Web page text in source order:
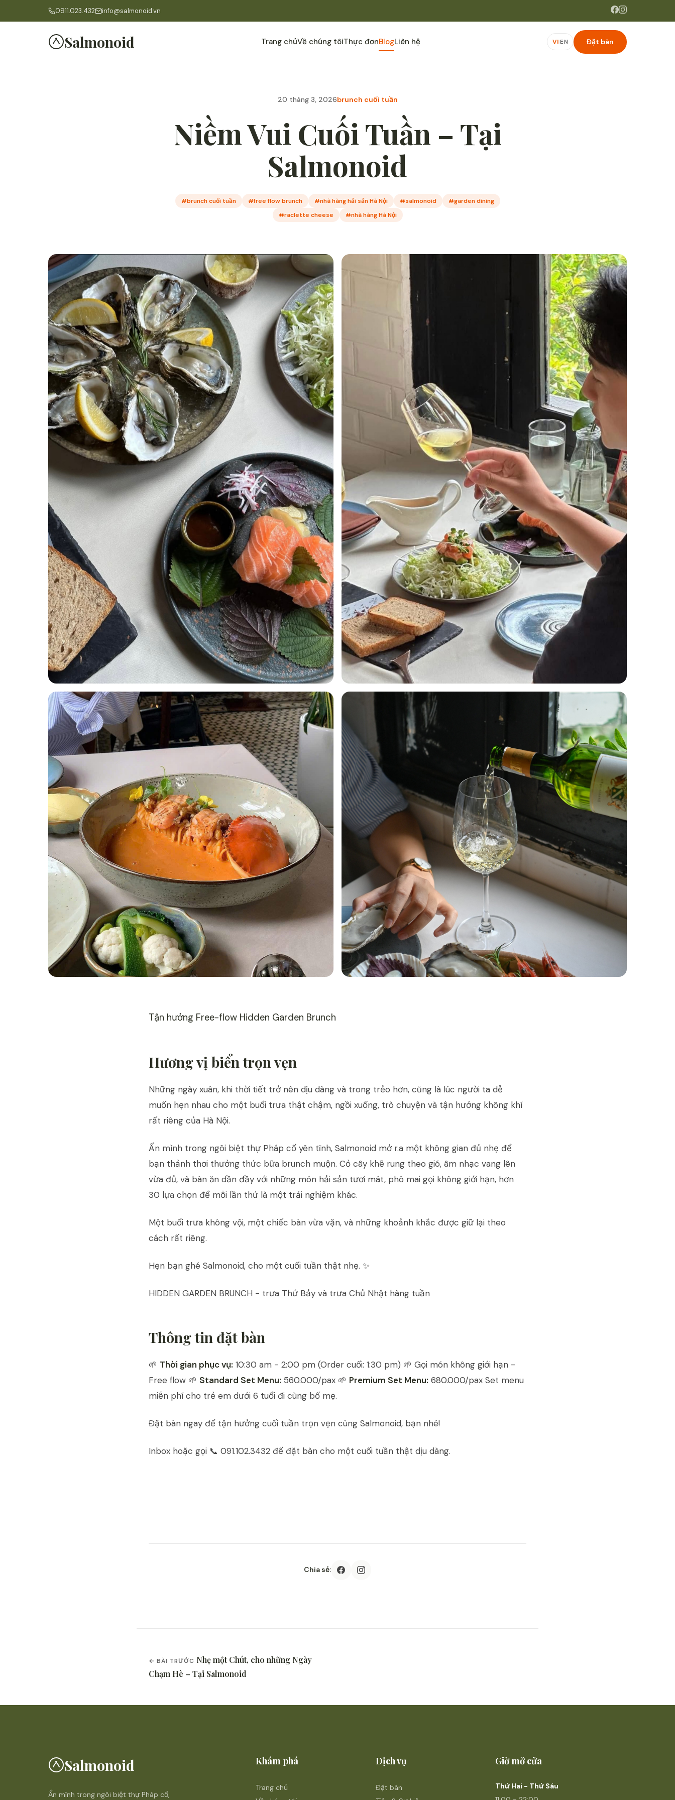
0911.023.432 info@salmonoid.vn
Salmonoid Trang chủVề chúng tôiThực đơnBlogLiên hệ VI|EN Đặt bàn
20 tháng 3, 2026brunch cuối tuần
Niềm Vui Cuối Tuần – Tại
Salmonoid
#brunch cuối tuần #free flow brunch #nhà hàng hải sản Hà Nội #salmonoid
#garden dining
#raclette cheese
#nhà hàng Hà Nội
Tận hưởng Free-flow Hidden Garden Brunch
Hương vị biển trọn vẹn
Những ngày xuân, khi thời tiết trở nên dịu dàng và trong trẻo hơn, cũng là lúc người ta dễ
muốn hẹn nhau cho một buổi trưa thật chậm, ngồi xuống, trò chuyện và tận hưởng không khí
rất riêng của Hà Nội.
Ẩn mình trong ngôi biệt thự Pháp cổ yên tĩnh, Salmonoid mở r.a một không gian đủ nhẹ để
bạn thảnh thơi thưởng thức bữa brunch muộn. Cỏ cây khẽ rung theo gió, âm nhạc vang lên
vừa đủ, và bàn ăn dần đầy với những món hải sản tươi mát, phô mai gọi không giới hạn, hơn
30 lựa chọn để mỗi lần thử là một trải nghiệm khác.
Một buổi trưa không vội, một chiếc bàn vừa vặn, và những khoảnh khắc được giữ lại theo
cách rất riêng.
Hẹn bạn ghé Salmonoid, cho một cuối tuần thật nhẹ. ✨
HIDDEN GARDEN BRUNCH - trưa Thứ Bảy và trưa Chủ Nhật hàng tuần
Thông tin đặt bàn
🌱 Thời gian phục vụ: 10:30 am - 2:00 pm (Order cuối: 1:30 pm) 🌱 Gọi món không giới hạn -
Free flow 🌱 Standard Set Menu: 560.000/pax 🌱 Premium Set Menu: 680.000/pax Set menu
miễn phí cho trẻ em dưới 6 tuổi đi cùng bố mẹ.
Đặt bàn ngay để tận hưởng cuối tuần trọn vẹn cùng Salmonoid, bạn nhé!
Inbox hoặc gọi 📞 091.102.3432 để đặt bàn cho một cuối tuần thật dịu dàng.
Chia sẻ:
← BÀI TRƯỚC Nhẹ một Chút, cho những Ngày
Chạm Hè – Tại Salmonoid
Salmonoid
Ẩn mình trong ngôi biệt thự Pháp cổ,
Khám phá
Trang chủ
Dịch vụ
Đặt bàn
Giờ mở cửa
Thứ Hai - Thứ Sáu